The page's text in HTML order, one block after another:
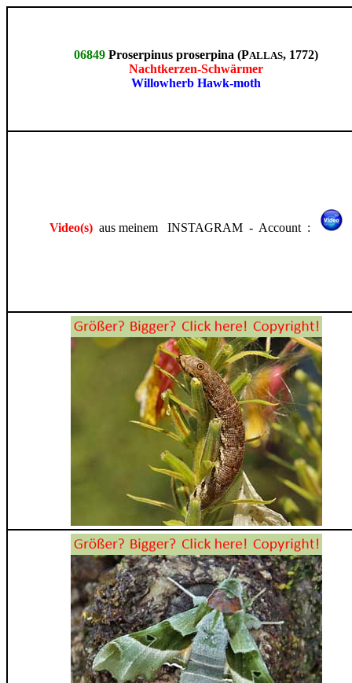
06849 Proserpinus proserpina (PALLAS, 1772)
Nachtkerzen-Schwärmer
Willowherb Hawk-moth
Video(s)aus meinem INSTAGRAM - Account :